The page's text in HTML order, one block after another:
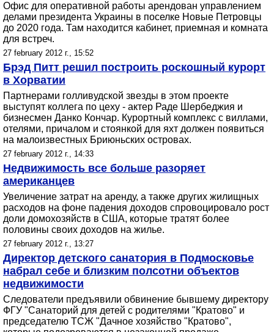
Офис для оперативной работы арендован управлением
делами президента Украины в поселке Новые Петровцы
до 2020 года. Там находится кабинет, приемная и комната
для встреч.
27 february 2012 г., 15:52
Брэд Питт решил построить роскошный курорт
в Хорватии
Партнерами голливудской звезды в этом проекте
выступят коллега по цеху - актер Раде Шербеджия и
бизнесмен Данко Кончар. Курортный комплекс с виллами,
отелями, причалом и стоянкой для яхт должен появиться
на малоизвестных Бриюньских островах.
27 february 2012 г., 14:33
Недвижимость все больше разоряет
американцев
Увеличение затрат на аренду, а также других жилищных
расходов на фоне падения доходов спровоцировало рост
доли домохозяйств в США, которые тратят более
половины своих доходов на жилье.
27 february 2012 г., 13:27
Директор детского санатория в Подмосковье
набрал себе и близким полсотни объектов
недвижимости
Следователи предъявили обвинение бывшему директору
ФГУ "Санаторий для детей с родителями "Кратово" и
председателю ТСЖ "Дачное хозяйство "Кратово",